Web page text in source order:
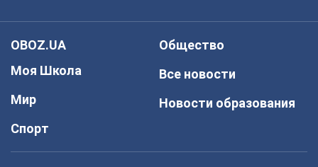
OBOZ.UA
Моя Школа
Мир
Спорт
Общество
Все новости
Новости образования